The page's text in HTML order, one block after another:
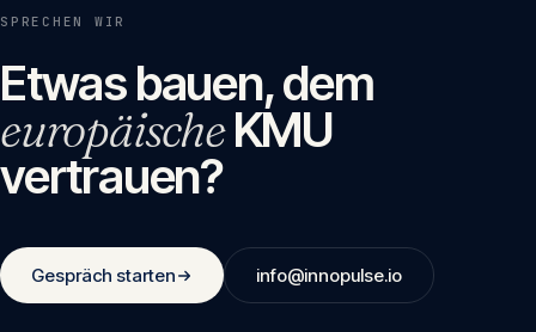
SPRECHEN WIR
Etwas bauen, dem
europäischeKMU
vertrauen?
Gespräch starten info@innopulse.io